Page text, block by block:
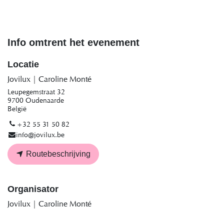
Info omtrent het evenement
Locatie
Jovilux | Caroline Monté
Leupegemstraat 32
9700 Oudenaarde
België
+32 55 31 50 82
info@jovilux.be
Routebeschrijving
Organisator
Jovilux | Caroline Monté